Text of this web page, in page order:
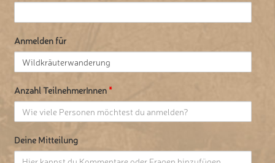
Anmelden für
Anzahl TeilnehmerInnen *
Deine Mitteilung